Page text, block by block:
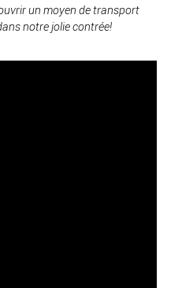
un moyen de transport
notre jolie contrée!